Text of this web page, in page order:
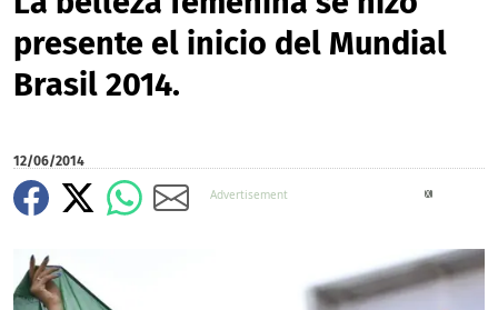
presente el inicio del Mundial
Brasil 2014.
12/06/2014
X